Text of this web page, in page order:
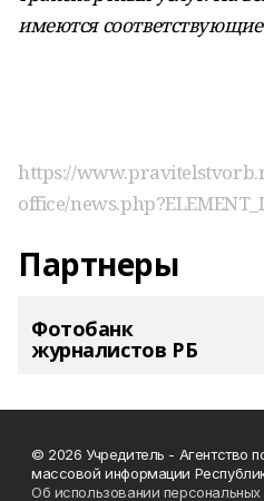
имеются
https://
office/
Партнеры
Фотобанк
журналистов РБ
© 2026 Учредитель - Агентство
массовой информации
Об использовании персональных